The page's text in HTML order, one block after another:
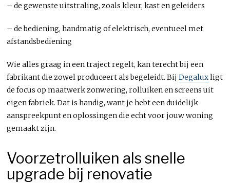
– de gewenste uitstraling, zoals kleur, kast en geleiders
– de bediening, handmatig of elektrisch, eventueel met
afstandsbediening
Wie alles graag in een traject regelt, kan terecht bij een
fabrikant die zowel produceert als begeleidt. BijDegaluxligt
de focus op maatwerk zonwering, rolluiken en screens uit
eigen fabriek. Dat is handig, want je hebt een duidelijk
aanspreekpunt en oplossingen die echt voor jouw woning
gemaakt zijn.
Voorzetrolluiken als snelle
upgrade bij renovatie